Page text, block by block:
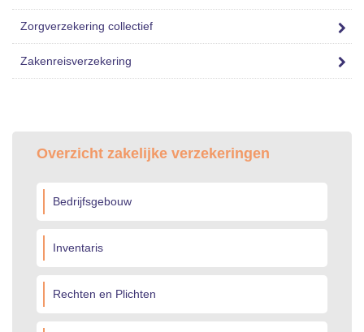
Zorgverzekering collectief
Zakenreisverzekering
Overzicht zakelijke verzekeringen
Bedrijfsgebouw
Inventaris
Rechten en Plichten